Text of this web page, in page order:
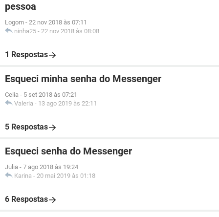
pessoa
Logom - 22 nov 2018 às 07:11
ninha25 - 22 nov 2018 às 08:08
1 Respostas
Esqueci minha senha do Messenger
Celia - 5 set 2018 às 07:21
Valeria - 13 ago 2019 às 22:11
5 Respostas
Esqueci senha do Messenger
Julia - 7 ago 2018 às 19:24
Karina - 20 mai 2019 às 01:18
6 Respostas